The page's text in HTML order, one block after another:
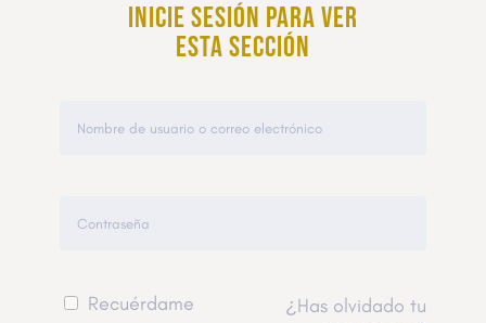
Inicie sesión para ver
esta sección
Recuérdame
¿Has olvidado tu